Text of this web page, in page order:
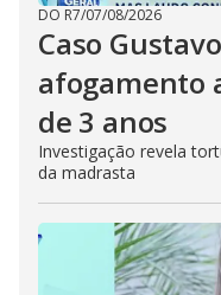
DO R7/07/08/2026
Caso
afogamento
de 3 anos
Investigação revela
da madrasta